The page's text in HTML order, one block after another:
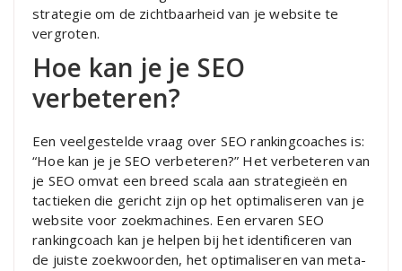
strategie om de zichtbaarheid van je website te
vergroten.
Hoe kan je je SEO
verbeteren?
Een veelgestelde vraag over SEO rankingcoaches is:
“Hoe kan je je SEO verbeteren?” Het verbeteren van
je SEO omvat een breed scala aan strategieën en
tactieken die gericht zijn op het optimaliseren van je
website voor zoekmachines. Een ervaren SEO
rankingcoach kan je helpen bij het identificeren van
de juiste zoekwoorden, het optimaliseren van meta-